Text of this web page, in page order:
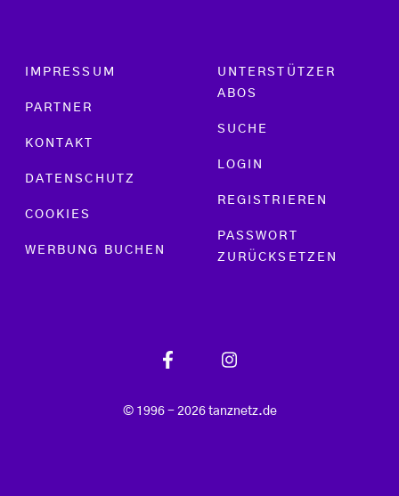
Footer menu
IMPRESSUM
PARTNER
KONTAKT
DATENSCHUTZ
COOKIES
WERBUNG BUCHEN
UNTERSTÜTZER
ABOS
SUCHE
LOGIN
REGISTRIEREN
PASSWORT
ZURÜCKSETZEN
© 1996 - 2026 tanznetz.de